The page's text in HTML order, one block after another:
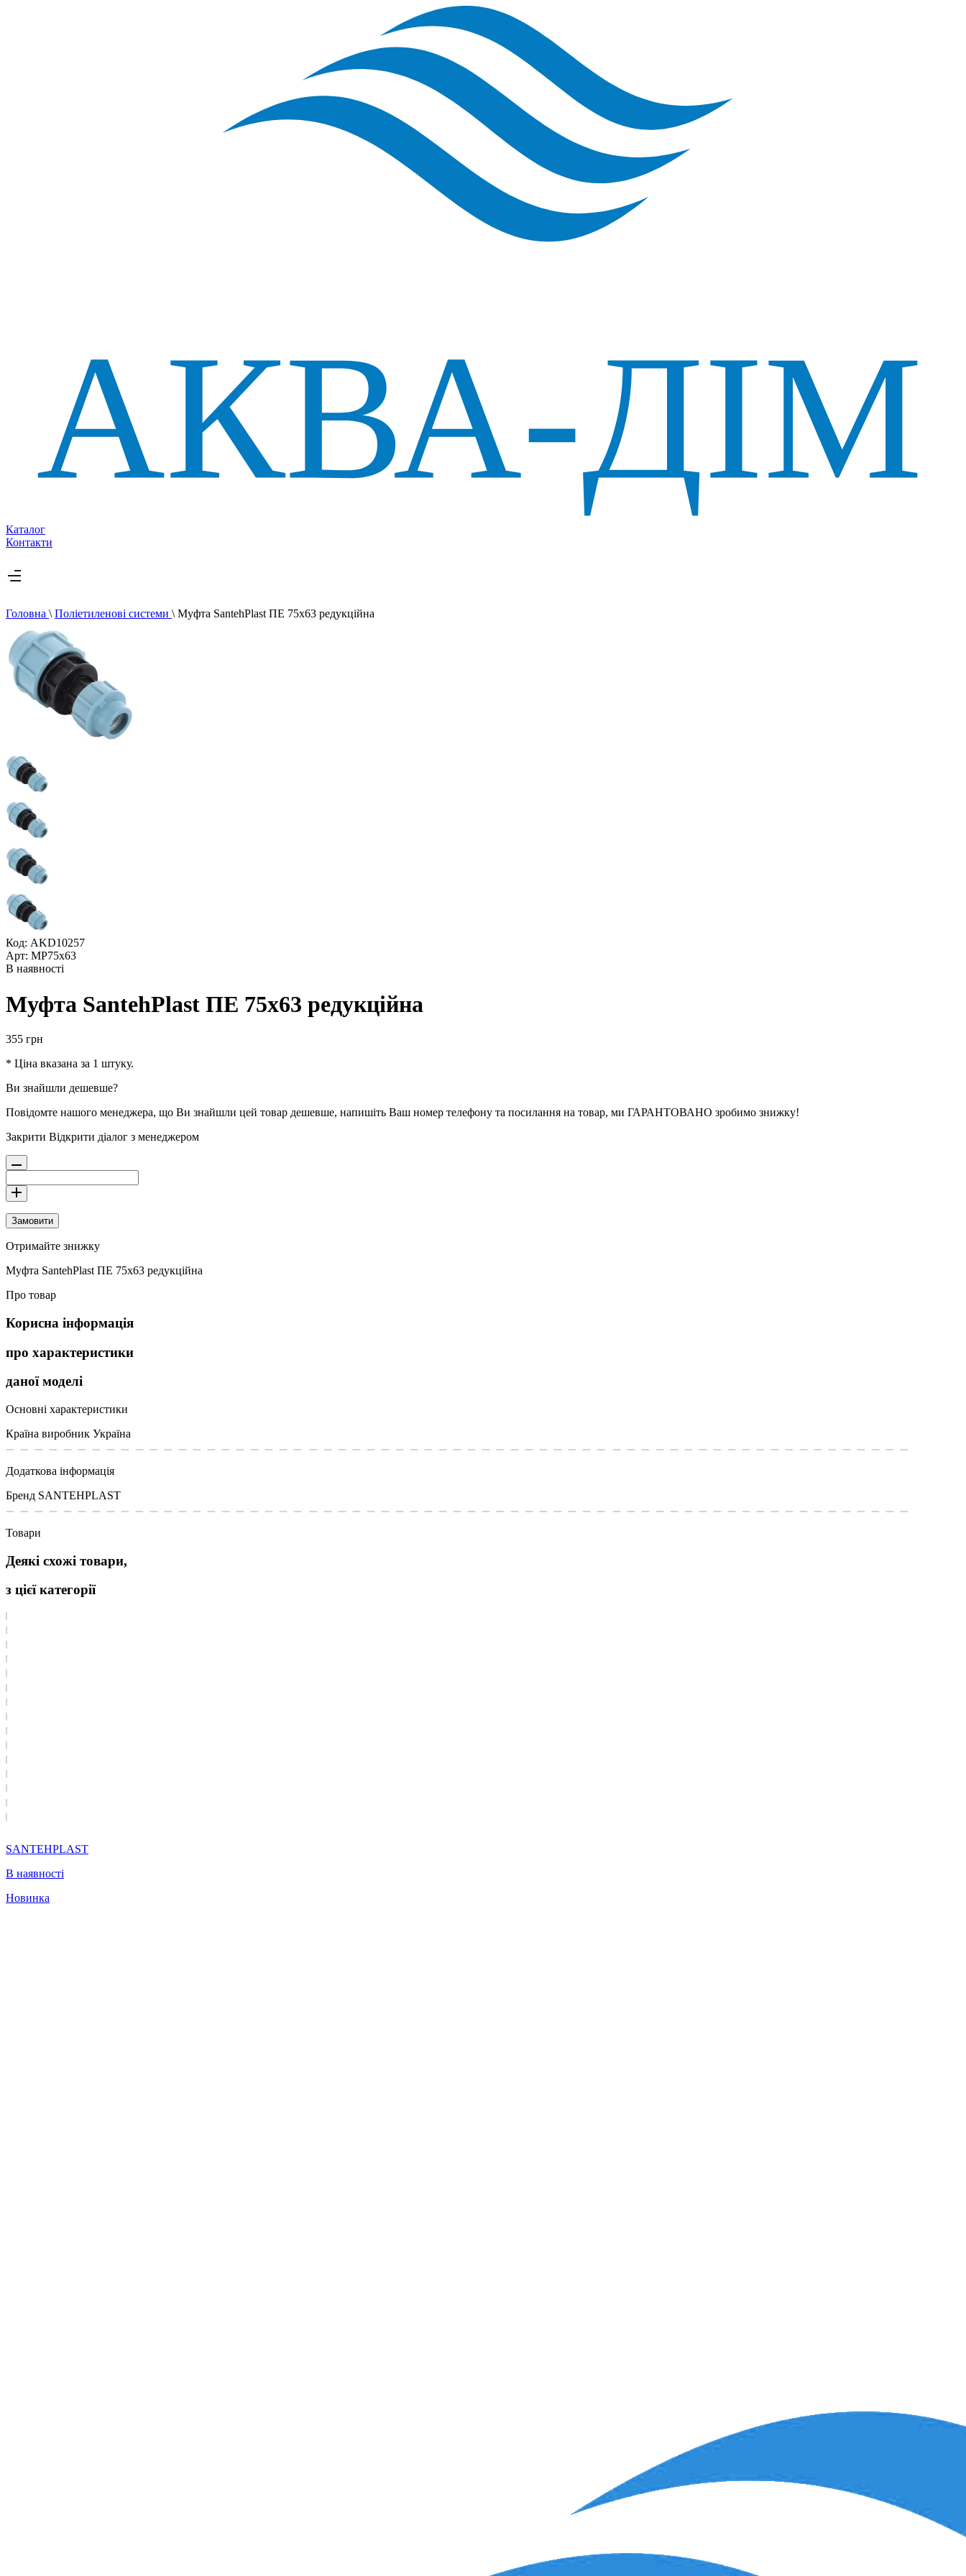
Каталог
Контакти
Головна \ Поліетиленові системи \ Муфта SantehPlast ПЕ 75x63 редукційна
Код: AKD10257
Арт: МР75x63
В наявності
Муфта SantehPlast ПЕ 75x63 редукційна
355 грн
* Ціна вказана за 1 штуку.
Ви знайшли дешевше?
Повідомте нашого менеджера, що Ви знайшли цей товар дешевше, напишіть Ваш номер телефону та посилання на товар, ми ГАРАНТОВАНО зробимо знижку!
Закрити Відкрити діалог з менеджером
Замовити
Отримайте знижку
Муфта SantehPlast ПЕ 75x63 редукційна
Про товар
Корисна інформація
про характеристики
даної моделі
Основні характеристики
Країна виробник Україна
Додаткова інформація
Бренд SANTEHPLAST
Товари
Деякі схожі товари,
з цієї категорії
SANTEHPLAST
В наявності
Новинка